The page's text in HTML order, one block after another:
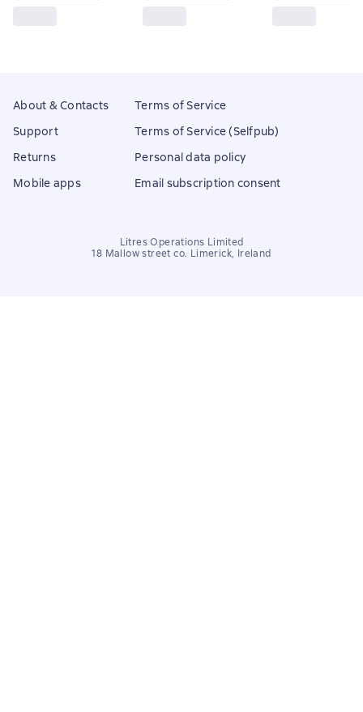
About & Contacts
Support
Returns
Mobile apps
Terms of Service
Terms of Service (Selfpub)
Personal data policy
Email subscription consent
Litres Operations Limited
18 Mallow street co. Limerick, Ireland